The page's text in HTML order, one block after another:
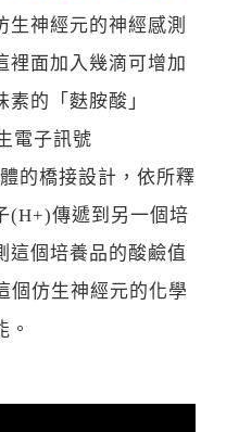
生神經元的神經感測
裡面加入幾滴可增加
的「麩胺酸」
電子訊號
的橋接設計，依所釋
(H+)傳遞到另一個培
這個培養品的酸鹼值
個仿生神經元的化學
。